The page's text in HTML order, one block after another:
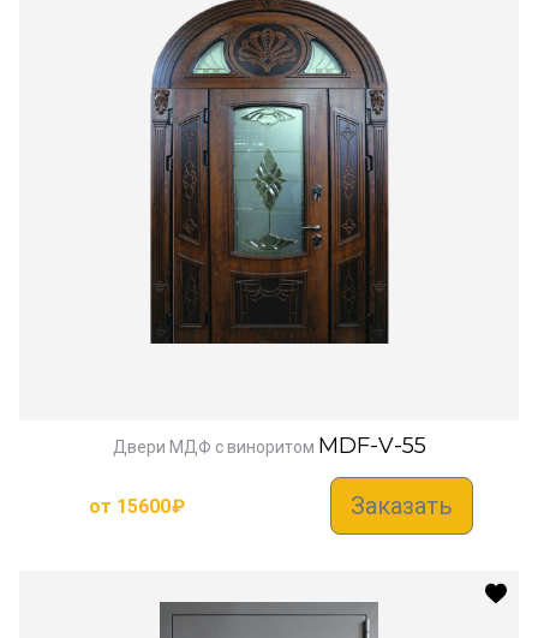
Двери МДФ с виноритом MDF-V-55
от 15600₽ Заказать